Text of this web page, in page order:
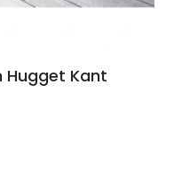
Hugget Kant